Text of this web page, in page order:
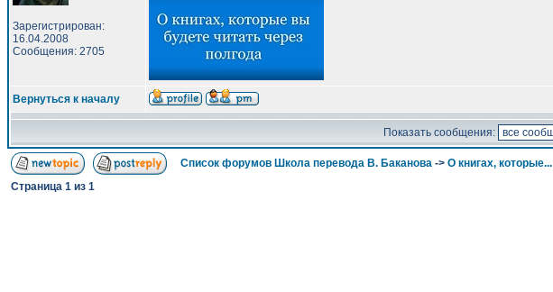
Зарегистрирован:
16.04.2008
Сообщения: 2705
Вернуться к началу
Показать сообщения:
Список форумов Школа перевода В. Баканова -> О книгах, которые...
Страница 1 из 1